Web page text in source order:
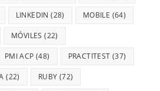
LINKEDIN (28) MOBILE (64)
MÓVILES (22)
PMI ACP (48) PRACTITEST (37)
(22) RUBY (72)